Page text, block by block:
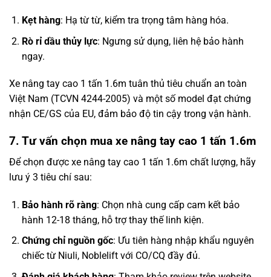
Kẹt hàng: Hạ từ từ, kiểm tra trọng tâm hàng hóa.
Rò rỉ dầu thủy lực: Ngưng sử dụng, liên hệ bảo hành
ngay.
Xe nâng tay cao 1 tấn 1.6m tuân thủ tiêu chuẩn an toàn
Việt Nam (TCVN 4244-2005) và một số model đạt chứng
nhận CE/GS của EU, đảm bảo độ tin cậy trong vận hành.
7. Tư vấn chọn mua xe nâng tay cao 1 tấn 1.6m
Để chọn được xe nâng tay cao 1 tấn 1.6m chất lượng, hãy
lưu ý 3 tiêu chí sau:
Bảo hành rõ ràng: Chọn nhà cung cấp cam kết bảo
hành 12-18 tháng, hỗ trợ thay thế linh kiện.
Chứng chỉ nguồn gốc: Ưu tiên hàng nhập khẩu nguyên
chiếc từ Niuli, Noblelift với CO/CQ đầy đủ.